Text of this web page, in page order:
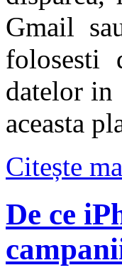
Gmail
folosesti
datelor in
aceasta
Citește
De ce